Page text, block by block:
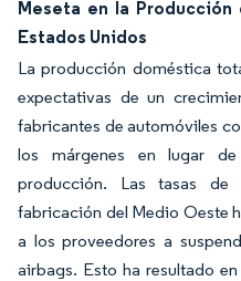
Meseta en la
Estados Unidos
La producción doméstica
expectativas de un
fabricantes de automóviles
los márgenes en lugar
producción. Las tasas
fabricación del Medio Oeste
a los proveedores a
airbags. Esto ha resultado